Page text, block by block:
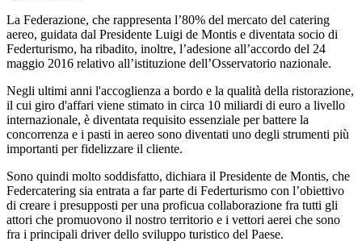
La Federazione, che rappresenta l’80% del mercato del catering
aereo, guidata dal Presidente Luigi de Montis e diventata socio di
Federturismo, ha ribadito, inoltre, l’adesione all’accordo del 24
maggio 2016 relativo all’istituzione dell’Osservatorio nazionale.
Negli ultimi anni l'accoglienza a bordo e la qualità della ristorazione,
il cui giro d'affari viene stimato in circa 10 miliardi di euro a livello
internazionale, è diventata requisito essenziale per battere la
concorrenza e i pasti in aereo sono diventati uno degli strumenti più
importanti per fidelizzare il cliente.
Sono quindi molto soddisfatto, dichiara il Presidente de Montis, che
Federcatering sia entrata a far parte di Federturismo con l’obiettivo
di creare i presupposti per una proficua collaborazione fra tutti gli
attori che promuovono il nostro territorio e i vettori aerei che sono
fra i principali driver dello sviluppo turistico del Paese.